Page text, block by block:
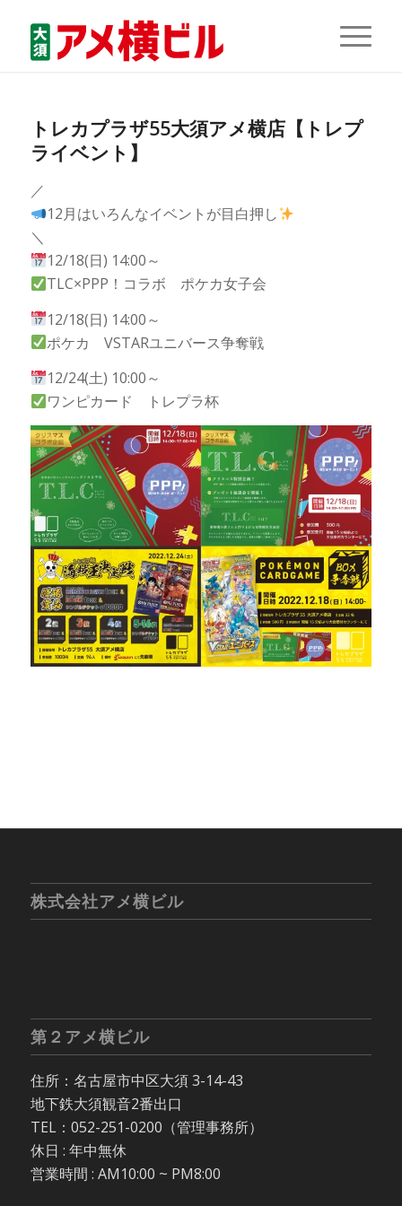
トレカプラザ55大須アメ横店【トレプ
ライベント】
／
12月はいろんなイベントが目白押し
＼
12/18(日) 14:00～
TLC×PPP！コラボ ポケカ女子会
12/18(日) 14:00～
ポケカ VSTARユニバース争奪戦
12/24(土) 10:00～
ワンピカード トレプラ杯
株式会社アメ横ビル
第２アメ横ビル
住所：名古屋市中区大須 3-14-43
地下鉄大須観音2番出口
TEL：052-251-0200（管理事務所）
休日 : 年中無休
営業時間 : AM10:00 ~ PM8:00